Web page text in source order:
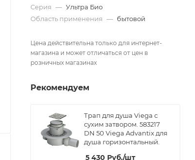
Серия — Ультра Био
Область применения — бытовой
Цена действительна только для интернет-
магазина и может отличаться от цен в
розничных магазинах
Рекомендуем
Трап для душа Viega с
сухим затвором. 583217
DN 50 Viega Advantix для
душа горизонтальный.
5 430 Руб./шт